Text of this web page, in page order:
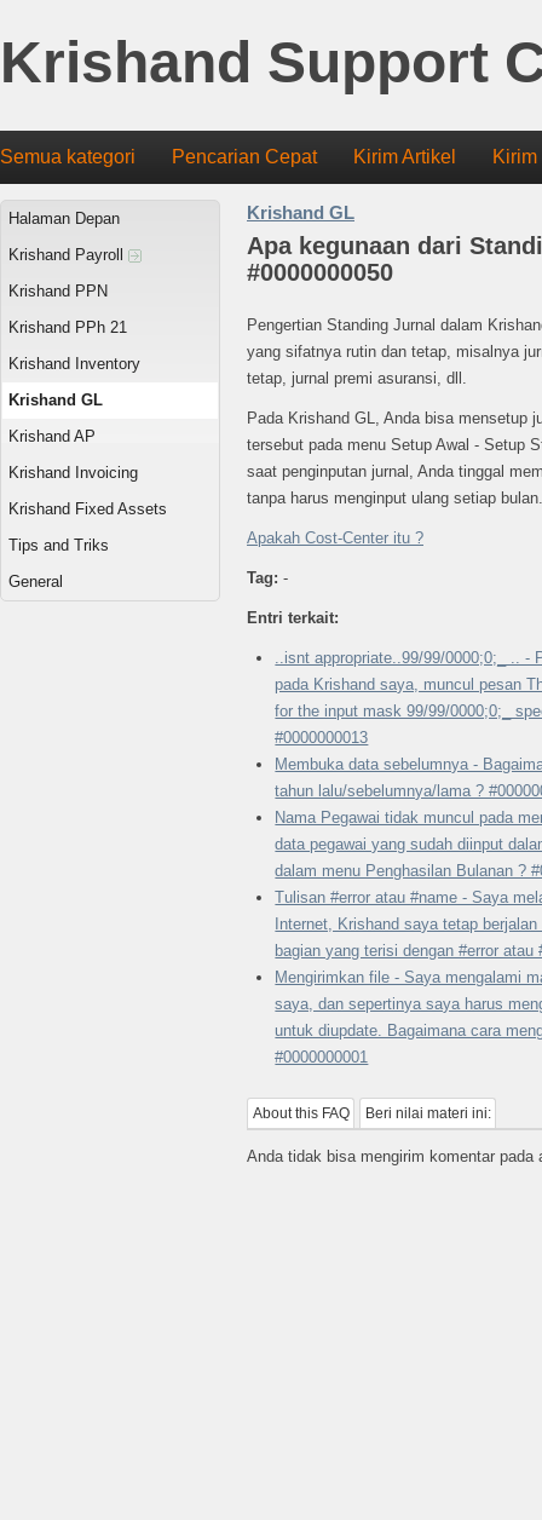
Krishand Support
Semua kategori Pencarian Cepat Kirim Artikel
Halaman Depan
Krishand Payroll
Krishand PPN
Krishand PPh 21
Krishand Inventory
Krishand GL
Krishand AP
Krishand Invoicing
Krishand Fixed Assets
Tips and Triks
General
Krishand GL
Apa kegunaan dari
#0000000050
Pengertian Standing Jurnal dalam
yang sifatnya rutin dan tetap, misalnya
tetap, jurnal premi asuransi, dll.
Pada Krishand GL, Anda bisa mensetup
tersebut pada menu Setup Awal - Setup
saat penginputan jurnal, Anda tinggal
tanpa harus menginput ulang setiap bulan.
Apakah Cost-Center itu ?
Tag: -
Entri terkait:
..isnt appropriate..99/99/0000;0;_ ..
pada Krishand saya, muncul pesan
for the input mask 99/99/0000;0;_
#0000000013
Membuka data sebelumnya -
tahun lalu/sebelumnya/lama ?
Nama Pegawai tidak muncul pada
data pegawai yang sudah diinput
dalam menu Penghasilan Bulanan ?
Tulisan #error atau #name - Saya
Internet, Krishand saya tetap
bagian yang terisi dengan #error atau
Mengirimkan file - Saya mengalami
saya, dan sepertinya saya harus
untuk diupdate. Bagaimana cara
#0000000001
About this FAQ Beri nilai materi ini:
Anda tidak bisa mengirim komentar pada